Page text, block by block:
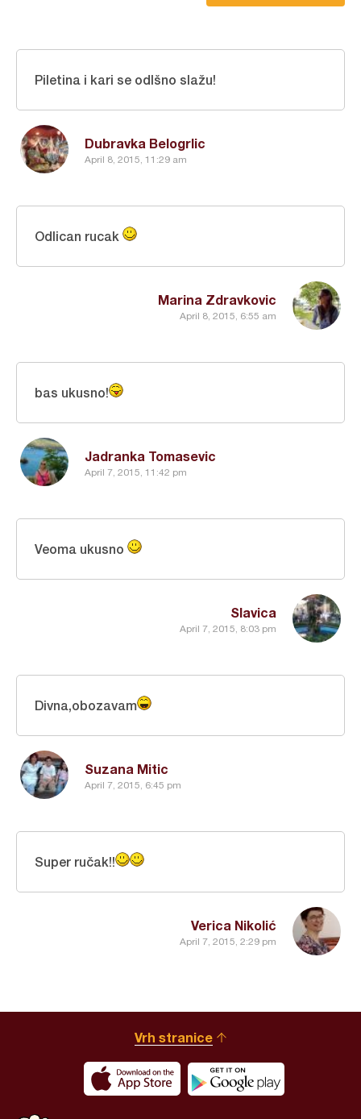
Dubravka Belogrlic
April 8, 2015, 11:29 am
Piletina i kari se odlšno slažu!
Marina Zdravkovic
April 8, 2015, 6:55 am
Odlican rucak
Jadranka Tomasevic
April 7, 2015, 11:42 pm
bas ukusno!
Slavica
April 7, 2015, 8:03 pm
Veoma ukusno
Suzana Mitic
April 7, 2015, 6:45 pm
Divna,obozavam
Verica Nikolić
April 7, 2015, 2:29 pm
Super ručak!!
Vrh stranice